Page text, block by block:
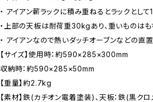
・ アイアン薪ラックに積み重ねるとラックとして
・上部の天板は耐荷重30kgあり、重いものは
・ アイアンなので熱いダッチオーブンなどの直
【サイズ】使用時：約590×285×300mm
収納時：約590×285×50mm
【重量】約2.7kg
【素材】鉄(カチオン電着塗装)、天板：鉄(黒クロ